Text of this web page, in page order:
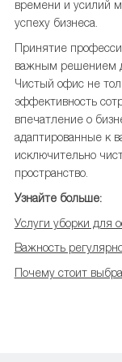
времени и усилий
успеху бизнеса.
Принятие
важным решением
Чистый офис не
эффективность
впечатление о
адаптированные к
исключительно
пространство.
Узнайте больше:
Услуги уборки для
Важность
Почему стоит